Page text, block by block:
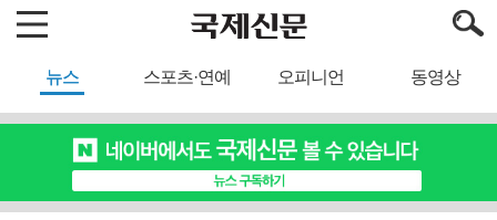
뉴스 스포츠·연예 오피니언 동영상